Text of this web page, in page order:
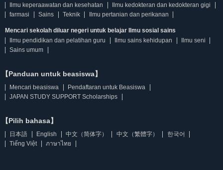
Ilmu keperaawatan dan kesehatan
Ilmu kedokteran dan kedokteran gigi
farmasi
Sains Teknik Ilmu pertanian dan perikanan
Mencari sekolah diluar negeri untuk belajar Ilmu sosial sains
Ilmu pendidikan dan pelatihan guru
Ilmu sains kehidupan
Ilmu seni
Sains umum
【Panduan untuk beasiswa】
Mencari beasiswa
Pendaftaran untuk Beasiswa
JAPAN STUDY SUPPORT Scholarships
【Pilih bahasa】
日本語 English 中文（简体字） 中文（繁體字）
한국어
Tiếng Việt
ภาษาไทย